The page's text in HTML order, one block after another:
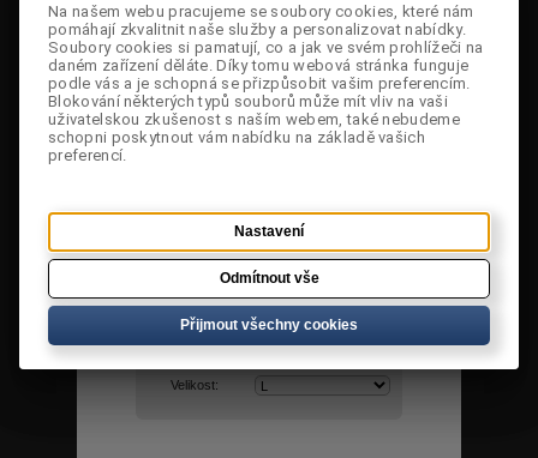
Dostupnost: Jen 1 skladem
Původní
2 799 Kč
Sleva: 55,0 %
Kód: 89211080-10-L
Velikost:
Na našem webu pracujeme se soubory cookies, které nám
pomáhají zkvalitnit naše služby a personalizovat nabídky.
Soubory cookies si pamatují, co a jak ve svém prohlížeči na
daném zařízení děláte. Díky tomu webová stránka funguje
podle vás a je schopná se přizpůsobit vašim preferencím.
Blokování některých typů souborů může mít vliv na vaši
uživatelskou zkušenost s naším webem, také nebudeme
schopni poskytnout vám nabídku na základě vašich
preferencí.
Nastavení
Odmítnout vše
Přijmout všechny cookies
Na našem webu pracujeme se soubory cookies, které nám
pomáhají zkvalitnit naše služby a personalizovat nabídky.
Soubory cookies si pamatují, co a jak ve svém prohlížeči na
daném zařízení děláte. Díky tomu webová stránka funguje
podle vás a je schopná se přizpůsobit vašim preferencím.
Blokování některých typů souborů může mít vliv na vaši
uživatelskou zkušenost s naším webem, také nebudeme
schopni poskytnout vám nabídku na základě vašich
preferencí.
Nastavení
Odmítnout vše
Přijmout všechny cookies